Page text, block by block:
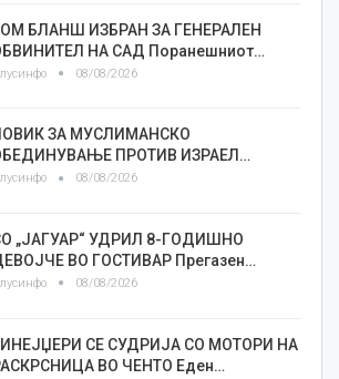
БЛАНШ ИЗБРАН ЗА ГЕНЕРАЛЕН
НА САД Поранешниот…
08/08/2026
ЗА МУСЛИМАНСКО
ПРОТИВ ИЗРАЕЛ…
08/08/2026
„ЈАГУАР“ УДРИЛ 8-ГОДИШНО
ВО ГОСТИВАР Прегазен…
08/08/2026
СЕ СУДРИЈА СО МОТОРИ НА
ВО ЧЕНТО Еден…